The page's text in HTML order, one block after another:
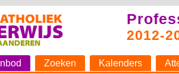
2012-
Zoeken Kalenders